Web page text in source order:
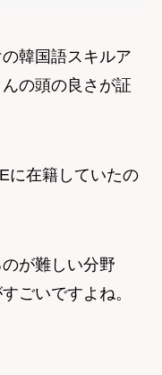
韓国語スキルア
の頭の良さが証
に在籍していたの
が難しい分野
ごいですよね。